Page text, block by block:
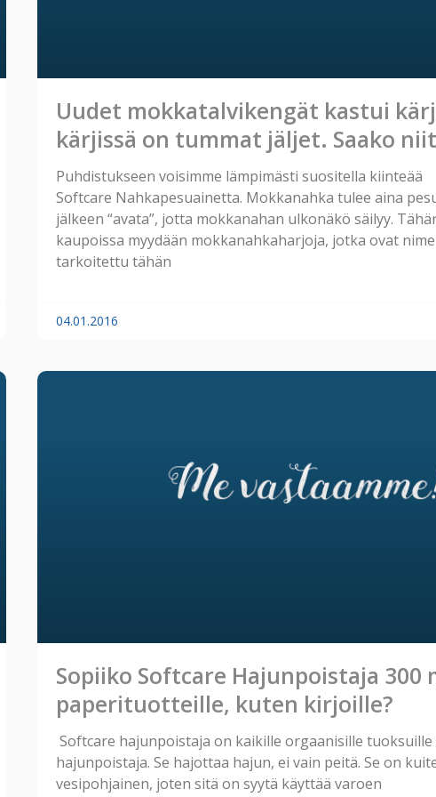
Uudet mokkatalvikengät kastui
kärjissä on tummat jäljet. Saako
Puhdistukseen voisimme lämpimästi suositella kiinteää
Softcare Nahkapesuainetta. Mokkanahka tulee aina
jälkeen “avata”, jotta mokkanahan ulkonäkö säilyy.
kaupoissa myydään mokkanahkaharjoja, jotka ovat
tarkoitettu tähän
04.01.2016
Sopiiko Softcare Hajunpoistaja 300
paperituotteille, kuten kirjoille?
Softcare hajunpoistaja on kaikille orgaanisille
hajunpoistaja. Se hajottaa hajun, ei vain peitä. Se on
vesipohjainen, joten sitä on syytä käyttää varoen